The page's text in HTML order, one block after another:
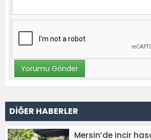
DİĞER HABERLER
Mersin’de incir